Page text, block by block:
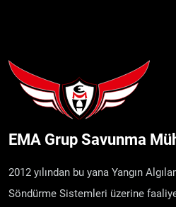
EMA Grup Savunma
2012 yılından bu yana Yangın
Söndürme Sistemleri üzerine